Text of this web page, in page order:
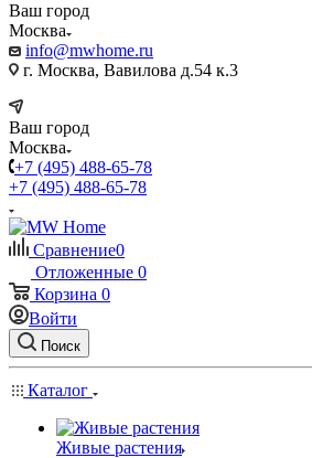
Ваш город
Москва
info@mwhome.ru
г. Москва, Вавилова д.54 к.3
Ваш город
Москва
+7 (495) 488-65-78
+7 (495) 488-65-78
Сравнение0
Отложенные 0
Корзина 0
Войти
Поиск
Каталог
Живые растения